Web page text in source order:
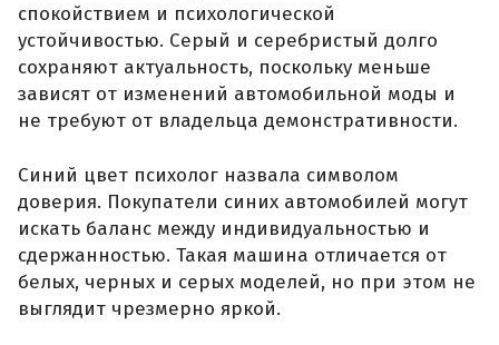
спокойствием и психологической
устойчивостью. Серый и серебристый долго
сохраняют актуальность, поскольку меньше
зависят от изменений автомобильной моды и
не требуют от владельца демонстративности.
Синий цвет психолог назвала символом
доверия. Покупатели синих автомобилей могут
искать баланс между индивидуальностью и
сдержанностью. Такая машина отличается от
белых, черных и серых моделей, но при этом не
выглядит чрезмерно яркой.